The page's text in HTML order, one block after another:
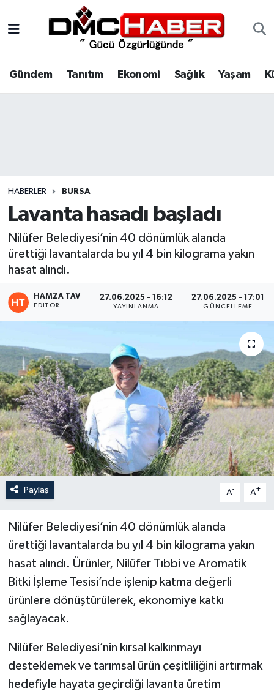
Gündem Tanıtım Ekonomi Sağlık Yaşam
HABERLER BURSA
Lavanta hasadı başladı
Nilüfer Belediyesi’nin 40 dönümlük alanda
ürettiği lavantalarda bu yıl 4 bin kilograma yakın
hasat alındı.
HAMZA TAV
EDITÖR
27.06.2025 - 16:12
YAYINLANMA
27.06.2025 - 17:01
GÜNCELLEME
Paylaş A- A+
Nilüfer Belediyesi’nin 40 dönümlük alanda
ürettiği lavantalarda bu yıl 4 bin kilograma yakın
hasat alındı. Ürünler, Nilüfer Tıbbi ve Aromatik
Bitki İşleme Tesisi’nde işlenip katma değerli
ürünlere dönüştürülerek, ekonomiye katkı
sağlayacak.
Nilüfer Belediyesi’nin kırsal kalkınmayı
desteklemek ve tarımsal ürün çeşitliliğini artırmak
hedefiyle hayata geçirdiği lavanta üretim
Tanıtım
Spor
Siyaset
Eğitim
Asayiş
Resmi İlan
Nöbetçi Eczaneler
Hava Durumu
Haber Arşivi